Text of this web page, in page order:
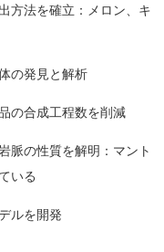
方法を確立：メロン、キ
の発見と解析
の合成工程数を削減
脈の性質を解明：マント
いる
ルを開発